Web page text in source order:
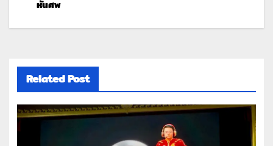
หั่นศพ
Related Post